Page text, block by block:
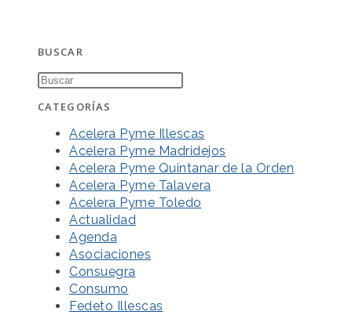
BUSCAR
CATEGORÍAS
Acelera Pyme Illescas
Acelera Pyme Madridejos
Acelera Pyme Quintanar de la Orden
Acelera Pyme Talavera
Acelera Pyme Toledo
Actualidad
Agenda
Asociaciones
Consuegra
Consumo
Fedeto Illescas